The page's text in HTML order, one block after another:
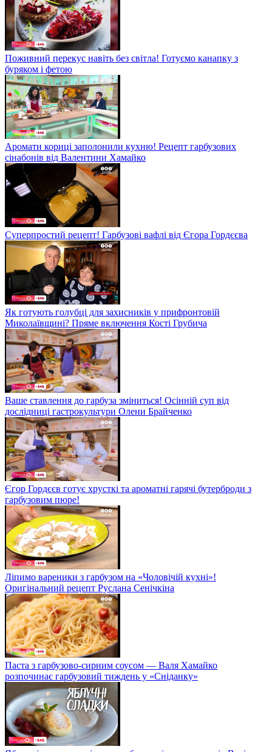
Поживний перекус навіть без світла! Готуємо канапку з
буряком і фетою
Аромати кориці заполонили кухню! Рецепт гарбузових
сінабонів від Валентини Хамайко
Суперпростий рецепт! Гарбузові вафлі від Єгора Гордєєва
Як готують голубці для захисників у прифронтовій
Миколаївщині? Пряме включення Кості Грубича
Ваше ставлення до гарбуза зміниться! Осінній суп від
дослідниці гастрокультури Олени Брайченко
Єгор Гордєєв готує хрусткі та ароматні гарячі бутерброди з
гарбузовим пюре!
Ліпимо вареники з гарбузом на «Чоловічій кухні»!
Оригінальний рецепт Руслана Сенічкіна
Паста з гарбузово-сирним соусом — Валя Хамайко
розпочинає гарбузовий тиждень у «Сніданку»